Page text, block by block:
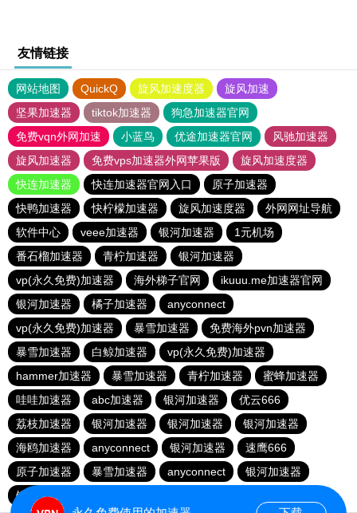
友情链接
网站地图 QuickQ 旋风加速度器
旋风加速
坚果加速器
tiktok加速器
狗急加速器官网
免费vqn外网加速
小蓝鸟 优途加速器官网
风驰加速器
旋风加速器
免费vps加速器外网苹果版
旋风加速度器
快连加速器
快连加速器官网入口
原子加速器
快鸭加速器
快柠檬加速器 旋风加速度器
外网网址导航
软件中心
veee加速器 银河加速器
1元机场
番石榴加速器
青柠加速器
银河加速器
vp(永久免费)加速器
海外梯子官网
ikuuu.me加速器官网
银河加速器
橘子加速器
anyconnect
vp(永久免费)加速器
暴雪加速器
免费海外pvn加速器
暴雪加速器
白鲸加速器
vp(永久免费)加速器
hammer加速器
暴雪加速器 青柠加速器
蜜蜂加速器
哇哇加速器
abc加速器 银河加速器
优云666
荔枝加速器
银河加速器 银河加速器
银河加速器
海鸥加速器
anyconnect 银河加速器
速鹰666
原子加速器
暴雪加速器 anyconnect
银河加速器
银河加速器